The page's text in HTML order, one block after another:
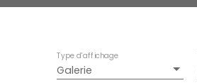
Galerie
Type d'affichage